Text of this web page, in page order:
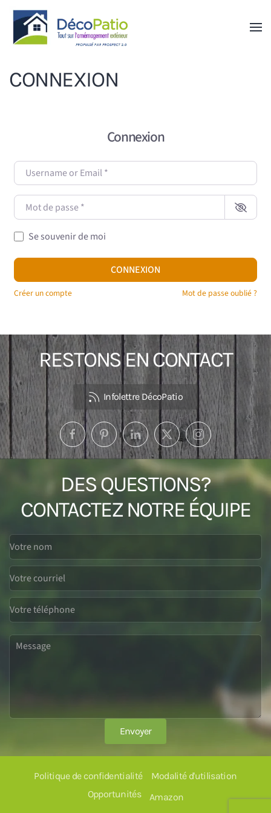
Skip to main content
CONNEXION
Connexion
Username or Email
Mot de passe
Se souvenir de moi
CONNEXION
Créer un compte Mot de passe oublié ?
RESTONS EN CONTACT
Infolettre DécoPatio
DES QUESTIONS?
CONTACTEZ NOTRE ÉQUIPE
Envoyer
Politique de confidentialité
Modalité d'utilisation
Opportunités
Amazon